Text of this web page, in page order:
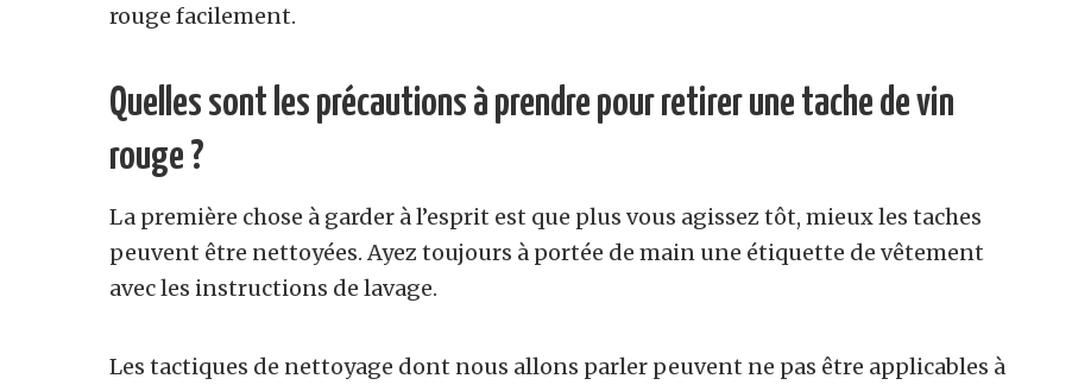
rouge facilement.
Quelles sont les précautions à prendre pour retirer une tache de vin
rouge ?
La première chose à garder à l’esprit est que plus vous agissez tôt, mieux les taches
peuvent être nettoyées. Ayez toujours à portée de main une étiquette de vêtement
avec les instructions de lavage.
Les tactiques de nettoyage dont nous allons parler peuvent ne pas être applicables à